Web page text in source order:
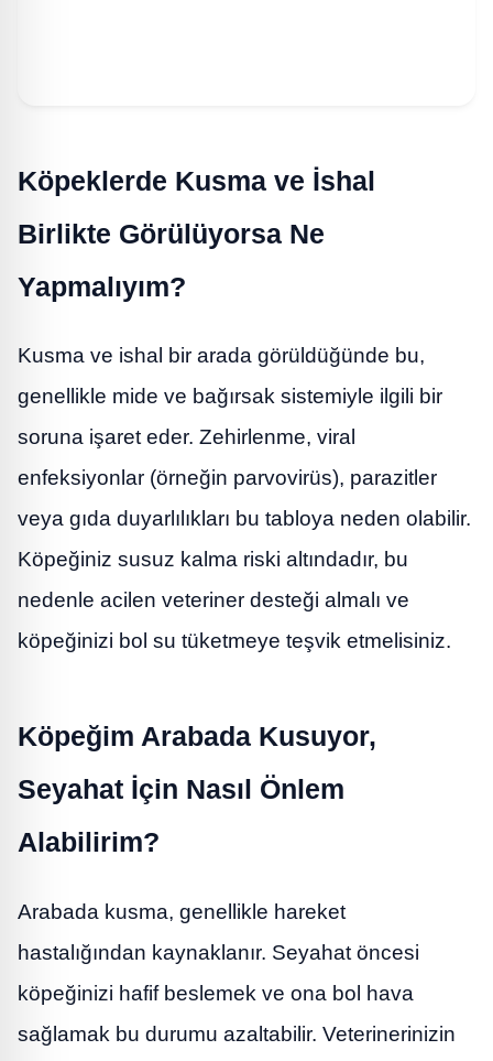
Köpeklerde Kusma ve İshal
Birlikte Görülüyorsa Ne
Yapmalıyım?
Kusma ve ishal bir arada görüldüğünde bu,
genellikle mide ve bağırsak sistemiyle ilgili bir
soruna işaret eder. Zehirlenme, viral
enfeksiyonlar (örneğin parvovirüs), parazitler
veya gıda duyarlılıkları bu tabloya neden olabilir.
Köpeğiniz susuz kalma riski altındadır, bu
nedenle acilen veteriner desteği almalı ve
köpeğinizi bol su tüketmeye teşvik etmelisiniz.
Köpeğim Arabada Kusuyor,
Seyahat İçin Nasıl Önlem
Alabilirim?
Arabada kusma, genellikle hareket
hastalığından kaynaklanır. Seyahat öncesi
köpeğinizi hafif beslemek ve ona bol hava
sağlamak bu durumu azaltabilir. Veterinerinizin